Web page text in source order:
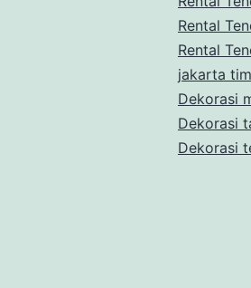
Rental
Rental
jakarta
Dekorasi
Dekorasi
Dekorasi